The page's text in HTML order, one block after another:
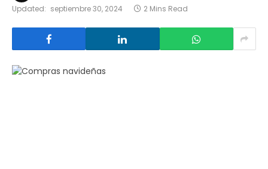
Updated: septiembre 30, 2024 2 Mins Read